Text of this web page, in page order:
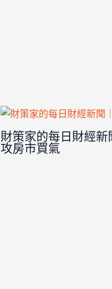
財策家的每日財經
攻房市買氣